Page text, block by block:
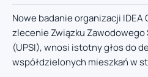
Nowe badanie organizacji
zlecenie Związku
(UPSI), wnosi istotny głos do
współdzielonych mieszkań w